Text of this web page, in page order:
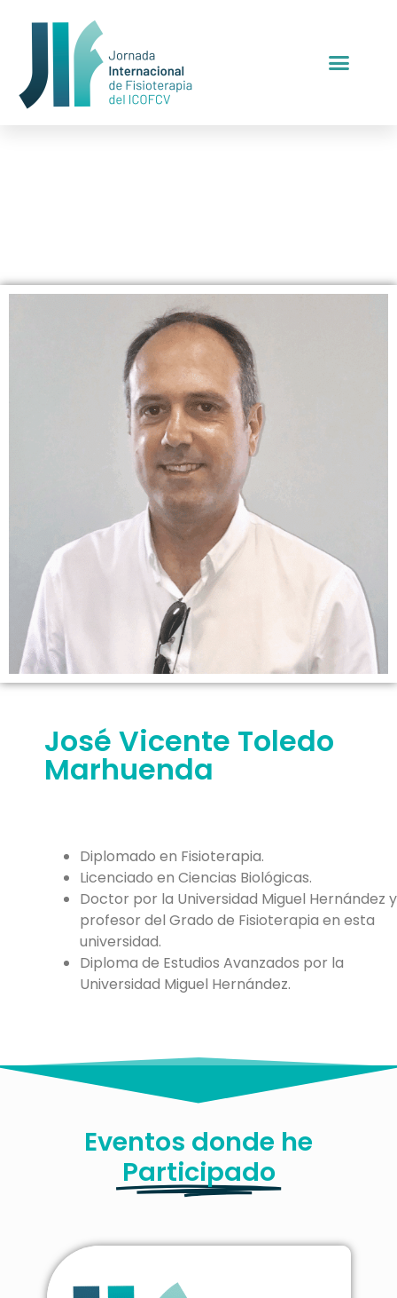
José Vicente Toledo
Marhuenda
Diplomado en Fisioterapia.
Licenciado en Ciencias Biológicas.
Doctor por la Universidad Miguel Hernández y
profesor del Grado de Fisioterapia en esta
universidad.
Diploma de Estudios Avanzados por la
Universidad Miguel Hernández.
Eventos donde he
Participado